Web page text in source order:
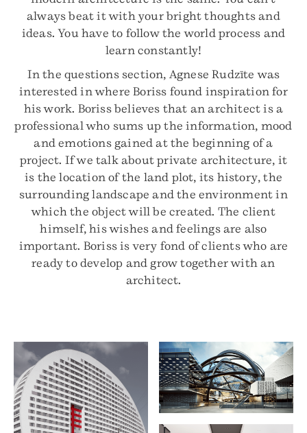
always beat it with your bright thoughts and
ideas. You have to follow the world process and
learn constantly!
In the questions section, Agnese Rudzīte was
interested in where Boriss found inspiration for
his work. Boriss believes that an architect is a
professional who sums up the information, mood
and emotions gained at the beginning of a
project. If we talk about private architecture, it
is the location of the land plot, its history, the
surrounding landscape and the environment in
which the object will be created. The client
himself, his wishes and feelings are also
important. Boriss is very fond of clients who are
ready to develop and grow together with an
architect.